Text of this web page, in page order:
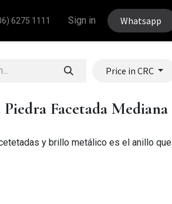
6275 1111 Sign in Whatsapp
Price in CRC
Facetada Mediana
y brillo metálico es el anillo que